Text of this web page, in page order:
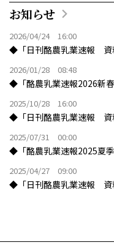
お知らせ
2026/04/24 16:00
◆「日刊酪農乳業速報 資
2026/01/28 08:48
◆「酪農乳業速報2026新
2025/10/28 16:00
◆「日刊酪農乳業速報 資
2025/07/31 00:00
◆「酪農乳業速報2025夏
2025/04/27 09:00
◆「日刊酪農乳業速報 資